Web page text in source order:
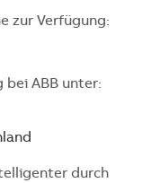
zur Verfügung:
bei ABB unter:
durch